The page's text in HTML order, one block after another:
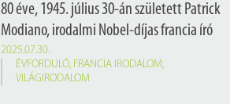
80 éve, 1945. július 30-án született Patrick
Modiano, irodalmi Nobel-díjas francia író
2025.07.30.
ÉVFORDULÓ, FRANCIA IRODALOM,
VILÁGIRODALOM